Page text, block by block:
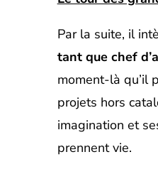
Par la suite, il
tant que chef
moment-là qu’il
projets hors
imagination et
prennent vie.